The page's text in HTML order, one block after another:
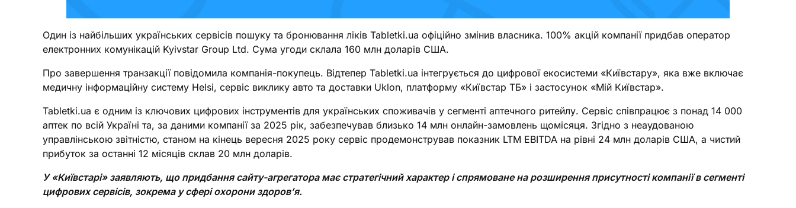
Один із найбільших українських сервісів пошуку та бронювання ліків Tabletki.ua офіційно змінив власника. 100% акцій компанії придбав оператор
електронних комунікацій Kyivstar Group Ltd. Сума угоди склала 160 млн доларів США.
Про завершення транзакції повідомила компанія-покупець. Відтепер Tabletki.ua інтегрується до цифрової екосистеми «Київстару», яка вже включає
медичну інформаційну систему Helsi, сервіс виклику авто та доставки Uklon, платформу «Київстар ТБ» і застосунок «Мій Київстар».
Tabletki.ua є одним із ключових цифрових інструментів для українських споживачів у сегменті аптечного ритейлу. Сервіс співпрацює з понад 14 000
аптек по всій Україні та, за даними компанії за 2025 рік, забезпечував близько 14 млн онлайн-замовлень щомісяця. Згідно з неаудованою
управлінською звітністю, станом на кінець вересня 2025 року сервіс продемонстрував показник LTM EBITDA на рівні 24 млн доларів США, а чистий
прибуток за останні 12 місяців склав 20 млн доларів.
У «Київстарі» заявляють, що придбання сайту-агрегатора має стратегічний характер і спрямоване на розширення присутності компанії в сегменті
цифрових сервісів, зокрема у сфері охорони здоров’я.